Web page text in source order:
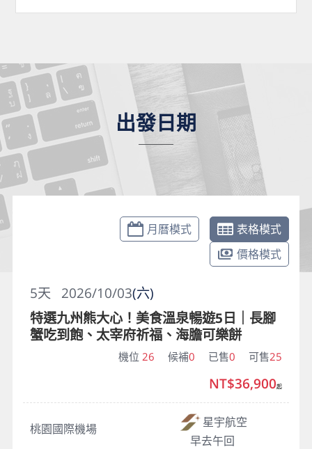
出發日期
月曆模式
表格模式
價格模式
2026/10/03(六)
5天
特選九州熊大心！美食溫泉暢遊5日｜長腳
蟹吃到飽、太宰府祈福、海膽可樂餅
機位 26 候補0 已售0 可售25
桃園國際機場
星宇航空
早去午回
NT$36,900起